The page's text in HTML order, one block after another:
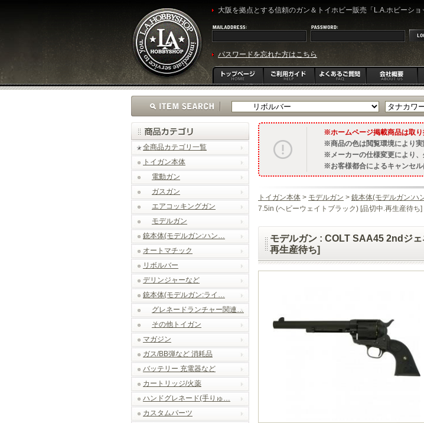
大阪を拠点とする信頼のガン＆トイホビー販売「L.A.ホビーショ
パスワードを忘れた方はこちら
全商品カテゴリ一覧
トイガン本体
電動ガン
ガスガン
エアコッキングガン
モデルガン
銃本体(モデルガン:ハン…
オートマチック
リボルバー
デリンジャーなど
銃本体(モデルガン:ライ…
グレネードランチャー関連…
その他トイガン
マガジン
ガス/BB弾など 消耗品
バッテリー 充電器など
カートリッジ/火薬
ハンドグレネード(手りゅ…
カスタムパーツ
ホームページ掲載商品は取
商品の色は閲覧環境により
メーカーの仕様変更により
お客様都合によるキャンセ
トイガン本体 > モデルガン > 銃本体(モデルガン:ハ
7.5in (ヘビーウェイトブラック) [品切中.再生産待ち]
モデルガン : COLT SAA45 2ndジ
再生産待ち]